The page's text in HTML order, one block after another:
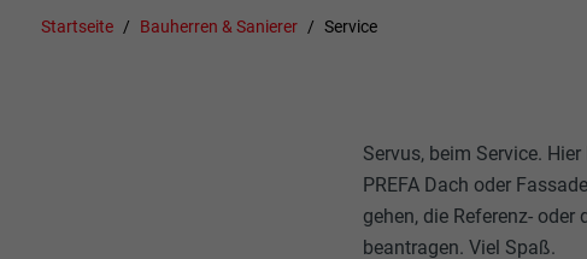
Startseite Bauherren & Sanierer Service
Servus, beim Service.
PREFA Dach oder
gehen, die Referenz-
beantragen. Viel Spaß.